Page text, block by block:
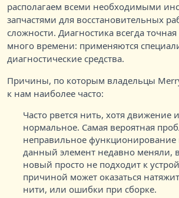
располагаем всеми необходимыми
запчастями для восстановительных
сложности. Диагностика всегда
много времени: применяются
диагностические средства.
Причины, по которым владельцы
к нам наиболее часто:
Часто рвется нить, хотя движение
нормальное. Самая вероятная
неправильное функционирование
данный элемент недавно меняли,
новый просто не подходит к
причиной может оказаться
нити, или ошибки при сборке.